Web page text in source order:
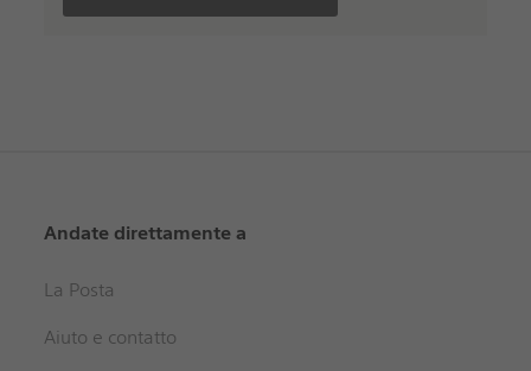
Andate direttamente a
La Posta
Aiuto e contatto